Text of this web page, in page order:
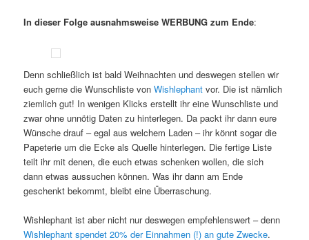
In dieser Folge ausnahmsweise WERBUNG zum Ende:
Denn schließlich ist bald Weihnachten und deswegen stellen wir
euch gerne die Wunschliste vonWishlephant vor. Die ist nämlich
ziemlich gut! In wenigen Klicks erstellt ihr eine Wunschliste und
zwar ohne unnötig Daten zu hinterlegen. Da packt ihr dann eure
Wünsche drauf – egal aus welchem Laden – ihr könnt sogar die
Papeterie um die Ecke als Quelle hinterlegen. Die fertige Liste
teilt ihr mit denen, die euch etwas schenken wollen, die sich
dann etwas aussuchen können. Was ihr dann am Ende
geschenkt bekommt, bleibt eine Überraschung.
Wishlephant ist aber nicht nur deswegen empfehlenswert – denn
Wishlephant spendet 20% der Einnahmen (!) an gute Zwecke.